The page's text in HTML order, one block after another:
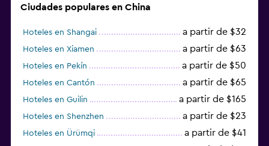
Ciudades populares en China
Hoteles en Shangai a partir de $32
Hoteles en Xiamen a partir de $63
Hoteles en Pekín a partir de $50
Hoteles en Cantón a partir de $65
Hoteles en Guilin a partir de $165
Hoteles en Shenzhen a partir de $23
Hoteles en Ürümqi a partir de $41